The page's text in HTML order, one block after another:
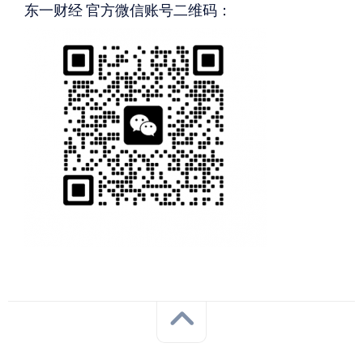
东一财经 官方微信账号二维码：